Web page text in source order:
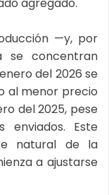
agregado.
—y, por
se concentran
del 2026 se
al menor precio
del 2025, pese
enviados. Este
natural de la
a ajustarse